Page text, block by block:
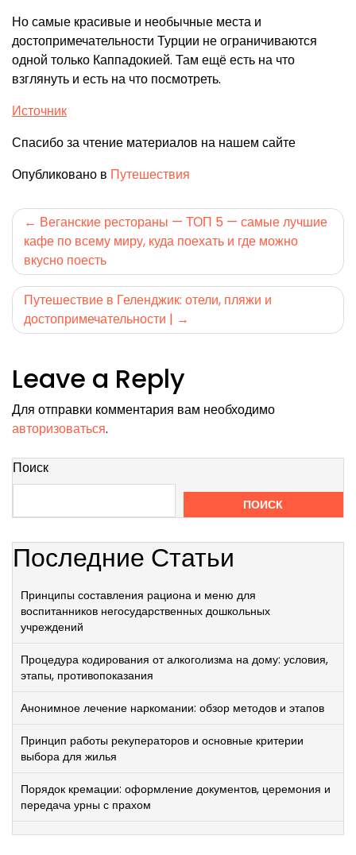
Но самые красивые и необычные места и
достопримечательности Турции не ограничиваются
одной только Каппадокией. Там ещё есть на что
взглянуть и есть на что посмотреть.
Источник
Спасибо за чтение материалов на нашем сайте
Опубликовано в Путешествия
Навигация
по
записям
Веганские рестораны — ТОП 5 — самые лучшие
кафе по всему миру, куда поехать и где можно
вкусно поесть
Путешествие в Геленджик: отели, пляжи и
достопримечательности |
Leave a Reply
Для отправки комментария вам необходимо
авторизоваться.
Поиск
ПОИСК
Последние Статьи
Принципы составления рациона и меню для
воспитанников негосударственных дошкольных
учреждений
Процедура кодирования от алкоголизма на дому: условия,
этапы, противопоказания
Анонимное лечение наркомании: обзор методов и этапов
Принцип работы рекуператоров и основные критерии
выбора для жилья
Порядок кремации: оформление документов, церемония и
передача урны с прахом